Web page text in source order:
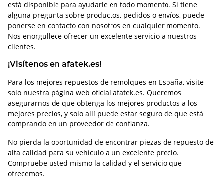
está disponible para ayudarle en todo momento. Si tiene
alguna pregunta sobre productos, pedidos o envíos, puede
ponerse en contacto con nosotros en cualquier momento.
Nos enorgullece ofrecer un excelente servicio a nuestros
clientes.
¡Visítenos en afatek.es!
Para los mejores repuestos de remolques en España, visite
solo nuestra página web oficial afatek.es. Queremos
asegurarnos de que obtenga los mejores productos a los
mejores precios, y solo allí puede estar seguro de que está
comprando en un proveedor de confianza.
No pierda la oportunidad de encontrar piezas de repuesto de
alta calidad para su vehículo a un excelente precio.
Compruebe usted mismo la calidad y el servicio que
ofrecemos.